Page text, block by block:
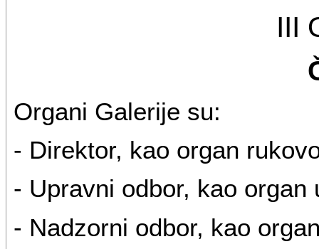
III
Organi Galerije su:
- Direktor, kao organ
- Upravni odbor, kao organ
- Nadzorni odbor, kao